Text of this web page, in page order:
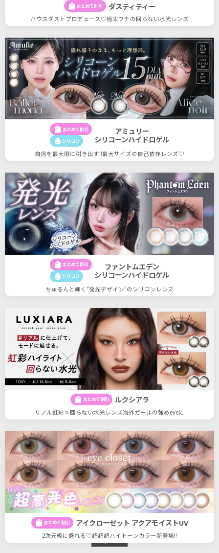
26 26 件
shopping_bag まとめて割引 ダスティティー
ハウスダストプロデュース♡極太フチの回らない水光レンズ
shopping_bag まとめて割引
water_drop シリコン
アミュリー
シリコーンハイドロゲル
自信を最大限に引き出す!!最大サイズの自己依存レンズ♡
shopping_bag まとめて割引
water_drop シリコン
ファントムエデン
シリコーンハイドロゲル
ちゅるんと輝く"発光デザイン"のシリコンレンズ
shopping_bag まとめて割引 ルクシアラ
リアル虹彩×回らない水光レンズ海外ガールの強めeyeに
shopping_bag まとめて割引 アイクローゼット アクアモイストUV
2次元級に盛れる♡超超超ハイトーンカラー新登場!!